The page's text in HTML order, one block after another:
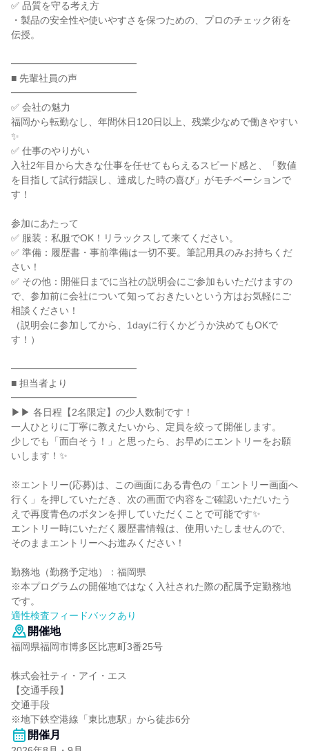
✅ 品質を守る考え方
・製品の安全性や使いやすさを保つための、プロのチェック術を
伝授。
━━━━━━━━━━━━━
■ 先輩社員の声
━━━━━━━━━━━━━
✅ 会社の魅力
福岡から転勤なし、年間休日120日以上、残業少なめで働きやすい
✨
✅ 仕事のやりがい
入社2年目から大きな仕事を任せてもらえるスピード感と、「数値
を目指して試行錯誤し、達成した時の喜び」がモチベーションで
す！
参加にあたって
✅ 服装：私服でOK！リラックスして来てください。
✅ 準備：履歴書・事前準備は一切不要。筆記用具のみお持ちくだ
さい！
✅ その他：開催日までに当社の説明会にご参加もいただけますの
で、参加前に会社について知っておきたいという方はお気軽にご
相談ください！
（説明会に参加してから、1dayに行くかどうか決めてもOKで
す！）
━━━━━━━━━━━━━
■ 担当者より
━━━━━━━━━━━━━
▶▶ 各日程【2名限定】の少人数制です！
一人ひとりに丁寧に教えたいから、定員を絞って開催します。
少しでも「面白そう！」と思ったら、お早めにエントリーをお願
いします！✨
※エントリー(応募)は、この画面にある青色の「エントリー画面へ
行く」を押していただき、次の画面で内容をご確認いただいたう
えで再度青色のボタンを押していただくことで可能です✨
エントリー時にいただく履歴書情報は、使用いたしませんので、
そのままエントリーへお進みください！
勤務地（勤務予定地）：福岡県
※本プログラムの開催地ではなく入社された際の配属予定勤務地
です。
適性検査フィードバックあり
開催地
福岡県福岡市博多区比恵町3番25号
株式会社ティ・アイ・エス
【交通手段】
交通手段
※地下鉄空港線「東比恵駅」から徒歩6分
開催月